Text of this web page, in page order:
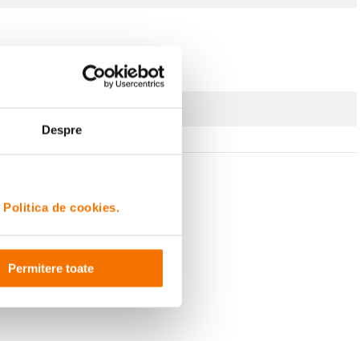
Despre
Politica de cookies.
Permitere toate